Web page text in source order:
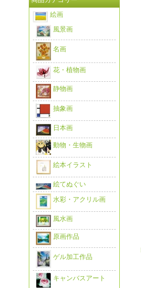
絵画
風景画
名画
花・植物画
静物画
抽象画
日本画
動物・生物画
絵本イラスト
絵てぬぐい
水彩・アクリル画
風水画
原画作品
ゲル加工作品
キャンバスアート